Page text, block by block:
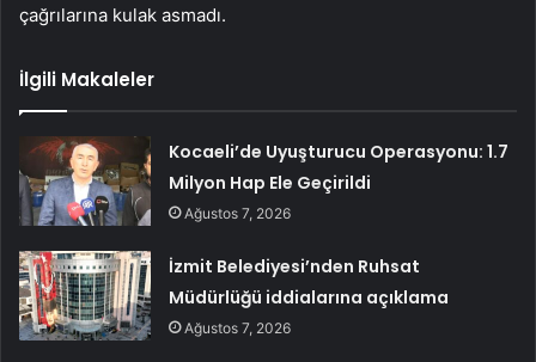
çağrılarına kulak asmadı.
İlgili Makaleler
Kocaeli’de Uyuşturucu Operasyonu: 1.7
Milyon Hap Ele Geçirildi
Ağustos 7, 2026
İzmit Belediyesi’nden Ruhsat
Müdürlüğü iddialarına açıklama
Ağustos 7, 2026